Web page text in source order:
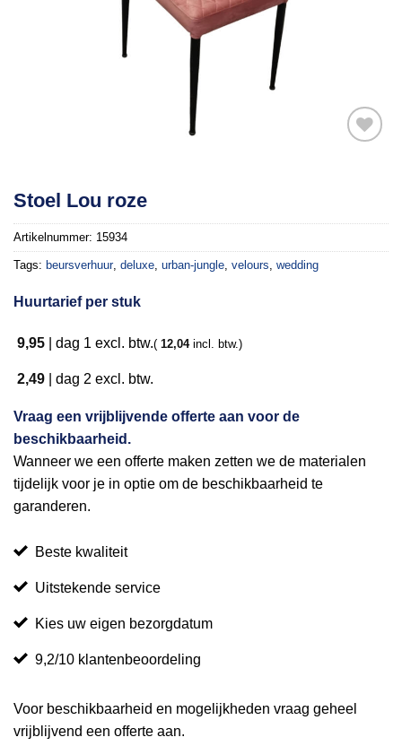
verlanglijst
Stoel Lou roze
Artikelnummer: 15934
Tags: beursverhuur, deluxe urban-jungle velours wedding
Huurtarief per stuk
9,95 dag 1 excl. btw.( 12,04incl. btw.)
2,49 dag 2 excl. btw.
Vraag een vrijblijvende offerte aan voor de
beschikbaarheid.
Wanneer we een offerte maken zetten we de materialen
tijdelijk voor je in optie om de beschikbaarheid te
garanderen.
Beste kwaliteit
Uitstekende service
Kies uw eigen bezorgdatum
9,2/10 klantenbeoordeling
Voor beschikbaarheid en mogelijkheden vraag geheel
vrijblijvend een offerte aan.